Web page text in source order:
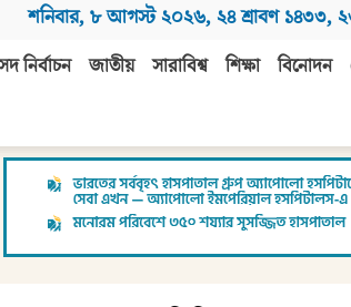
শনিবার, ৮ আগস্ট ২০২৬, ২৪ শ্রাবণ ১৪৩৩,
নির্বাচন জাতীয় সারাবিশ্ব শিক্ষা বিনোদন